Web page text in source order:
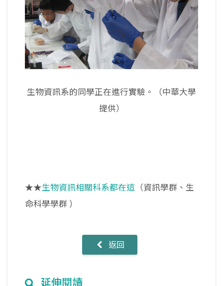
生物資訊系的同學正在進行實驗。（中華大學
提供）
★★生物資訊相關科系都在這 （資訊學群、生
命科學學群 ）
返回
延伸閱讀